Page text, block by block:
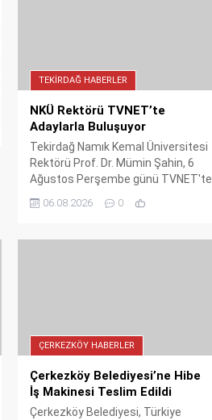
TEKIRDAĞ HABERLER
NKÜ Rektörü TVNET’te
Adaylarla Buluşuyor
Tekirdağ Namık Kemal Üniversitesi
Rektörü Prof. Dr. Mümin Şahin, 6
Ağustos Perşembe günü TVNET'te
programında adaylarla buluşuyor.
detayları konuşulacak. Tercih
06.08.2026 0
ÇERKEZKÖY HABERLER
Çerkezköy Belediyesi’ne Hibe
İş Makinesi Teslim Edildi
Çerkezköy Belediyesi, Türkiye